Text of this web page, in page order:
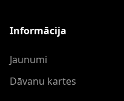
Informācija
Jaunumi
Dāvanu kartes